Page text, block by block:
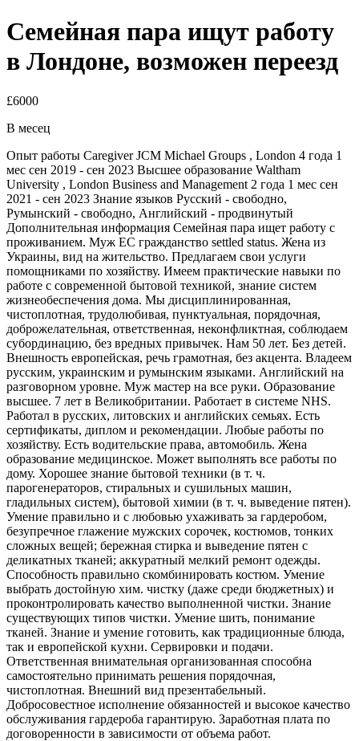
Семейная пара ищут работу
в Лондоне, возможен переезд
£6000
В месец
Опыт работы Caregiver JCM Michael Groups , London 4 года 1
мес сен 2019 - сен 2023 Высшее образование Waltham
University , London Business and Management 2 года 1 мес сен
2021 - сен 2023 Знание языков Русский - свободно,
Румынский - свободно, Английский - продвинутый
Дополнительная информация Семейная пара ищет работу с
проживанием. Муж ЕС гражданство settled status. Жена из
Украины, вид на жительство. Предлагаем свои услуги
помощниками по хозяйству. Имеем практические навыки по
работе с современной бытовой техникой, знание систем
жизнеобеспечения дома. Мы дисциплинированная,
чистоплотная, трудолюбивая, пунктуальная, порядочная,
доброжелательная, ответственная, неконфликтная, соблюдаем
субординацию, без вредных привычек. Нам 50 лет. Без детей.
Внешность европейская, речь грамотная, без акцента. Владеем
русским, украинским и румынским языками. Английский на
разговорном уровне. Муж мастер на все руки. Образование
высшее. 7 лет в Великобритании. Работает в системе NHS.
Работал в русских, литовских и английских семьях. Есть
сертификаты, диплом и рекомендации. Любые работы по
хозяйству. Есть водительские права, автомобиль. Жена
образование медицинское. Может выполнять все работы по
дому. Хорошее знание бытовой техники (в т. ч.
парогенераторов, стиральных и сушильных машин,
гладильных систем), бытовой химии (в т. ч. выведение пятен).
Умение правильно и с любовью ухаживать за гардеробом,
безупречное глажение мужских сорочек, костюмов, тонких
сложных вещей; бережная стирка и выведение пятен с
деликатных тканей; аккуратный мелкий ремонт одежды.
Способность правильно скомбинировать костюм. Умение
выбрать достойную хим. чистку (даже среди бюджетных) и
проконтролировать качество выполненной чистки. Знание
существующих типов чистки. Умение шить, понимание
тканей. Знание и умение готовить, как традиционные блюда,
так и европейской кухни. Сервировки и подачи.
Ответственная внимательная организованная способна
самостоятельно принимать решения порядочная,
чистоплотная. Внешний вид презентабельный.
Добросовестное исполнение обязанностей и высокое качество
обслуживания гардероба гарантирую. Заработная плата по
договоренности в зависимости от объема работ.